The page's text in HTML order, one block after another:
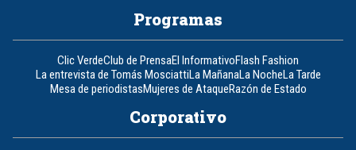
Programas
Clic VerdeClub de PrensaEl InformativoFlash Fashion
La entrevista de Tomás MosciattiLa MañanaLa NocheLa Tarde
Mesa de periodistasMujeres de AtaqueRazón de Estado
Corporativo